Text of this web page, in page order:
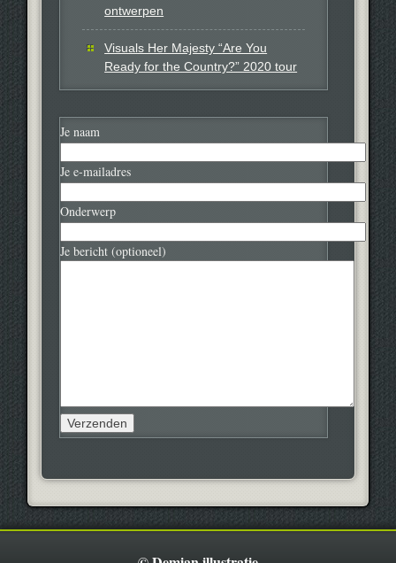
ontwerpen
Visuals Her Majesty “Are You
Ready for the Country?” 2020 tour
Je naam
Je e-mailadres
Onderwerp
Je bericht (optioneel)